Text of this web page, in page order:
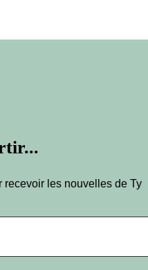
recevoir les nouvelles de Ty